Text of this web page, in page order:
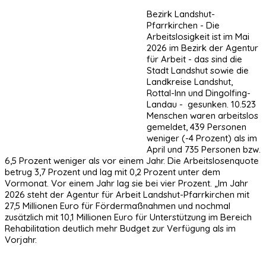
Bezirk Landshut-
Pfarrkirchen - Die
Arbeitslosigkeit ist im Mai
2026 im Bezirk der Agentur
für Arbeit - das sind die
Stadt Landshut sowie die
Landkreise Landshut,
Rottal-Inn und Dingolfing-
Landau - gesunken. 10.523
Menschen waren arbeitslos
gemeldet, 439 Personen
weniger (-4 Prozent) als im
April und 735 Personen bzw.
6,5 Prozent weniger als vor einem Jahr. Die Arbeitslosenquote
betrug 3,7 Prozent und lag mit 0,2 Prozent unter dem
Vormonat. Vor einem Jahr lag sie bei vier Prozent. „Im Jahr
2026 steht der Agentur für Arbeit Landshut-Pfarrkirchen mit
27,5 Millionen Euro für Fördermaßnahmen und nochmal
zusätzlich mit 10,1 Millionen Euro für Unterstützung im Bereich
Rehabilitation deutlich mehr Budget zur Verfügung als im
Vorjahr.